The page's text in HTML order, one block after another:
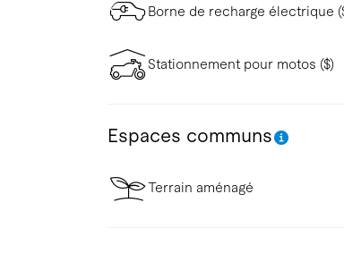
Borne de recharge électrique
Stationnement pour motos ($)
Espaces communs
Terrain aménagé